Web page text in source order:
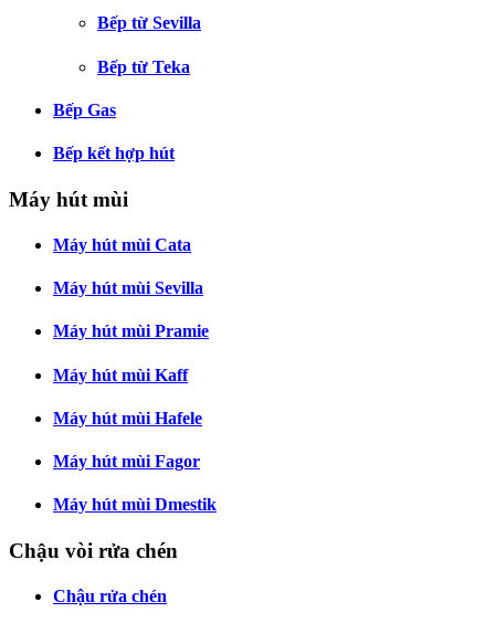
Bếp từ Sevilla
Bếp từ Teka
Bếp Gas
Bếp kết hợp hút
Máy hút mùi
Máy hút mùi Cata
Máy hút mùi Sevilla
Máy hút mùi Pramie
Máy hút mùi Kaff
Máy hút mùi Hafele
Máy hút mùi Fagor
Máy hút mùi Dmestik
Chậu vòi rửa chén
Chậu rửa chén